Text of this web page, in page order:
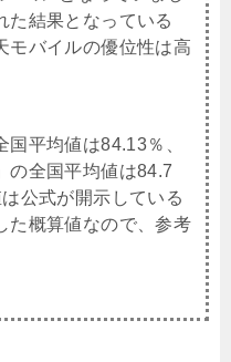
た結果となっている
モバイルの優位性は高
国平均値は84.13％、
の全国平均値は84.7
公式が開示している
た概算値なので、参考